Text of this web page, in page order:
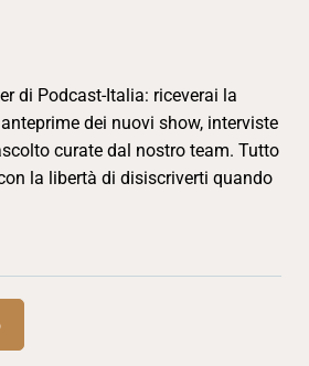
di Podcast-Italia: riceverai la
dei nuovi show, interviste
curate dal nostro team. Tutto
la libertà di disiscriverti quando